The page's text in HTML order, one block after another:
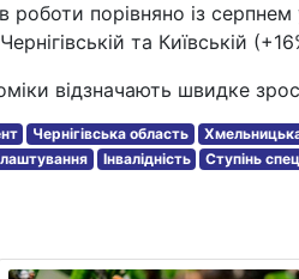
роботи порівняно із
та Київській
відзначають швидке
Чернігівська область
Інвалідність Ступінь